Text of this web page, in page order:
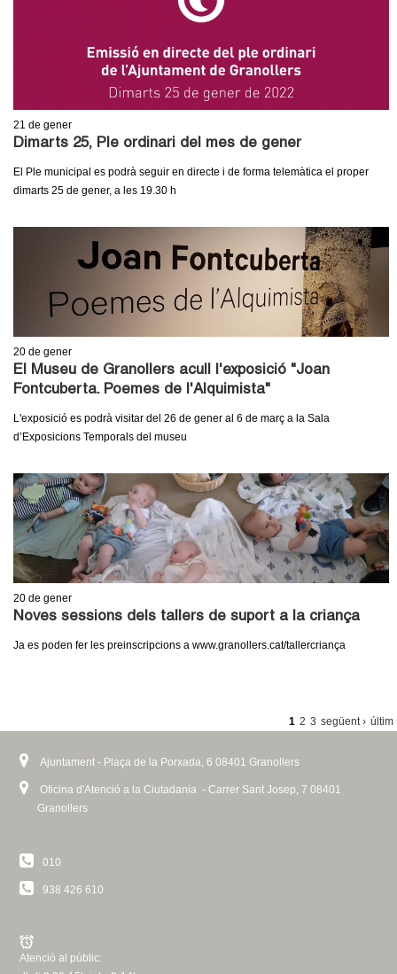
21 de gener
Dimarts 25, Ple ordinari del mes de gener
El Ple municipal es podrà seguir en directe i de forma telemàtica el proper
dimarts 25 de gener, a les 19.30 h
20 de gener
El Museu de Granollers acull l'exposició "Joan
Fontcuberta. Poemes de l'Alquimista"
L'exposició es podrà visitar del 26 de gener al 6 de març a la Sala
d’Exposicions Temporals del museu
20 de gener
Noves sessions dels tallers de suport a la criança
Ja es poden fer les preinscripcions a www.granollers.cat/tallercriança
G
S
1 2 3 següent › últim
Ajuntament - Plaça de la Porxada, 6 08401 Granollers
Oficina d'Atenció a la Ciutadania - Carrer Sant Josep, 7 08401
Granollers
010
938 426 610
Atenció al públic: